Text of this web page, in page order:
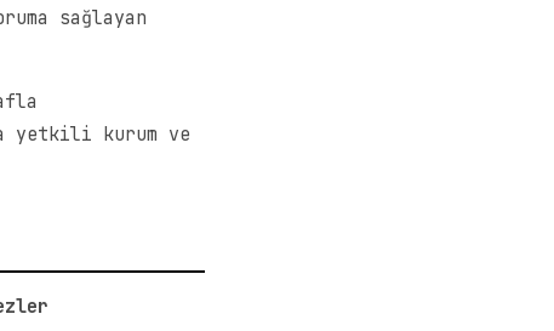
sağlayan
yetkili kurum ve